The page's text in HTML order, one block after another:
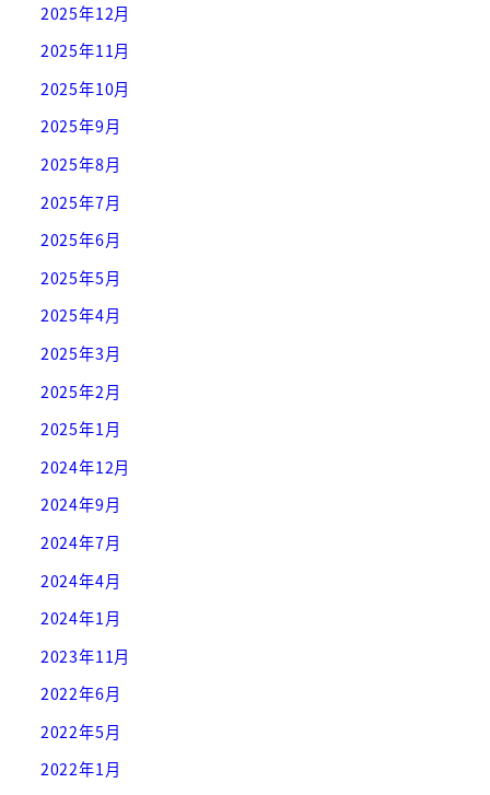
2025年12月
2025年11月
2025年10月
2025年9月
2025年8月
2025年7月
2025年6月
2025年5月
2025年4月
2025年3月
2025年2月
2025年1月
2024年12月
2024年9月
2024年7月
2024年4月
2024年1月
2023年11月
2022年6月
2022年5月
2022年1月